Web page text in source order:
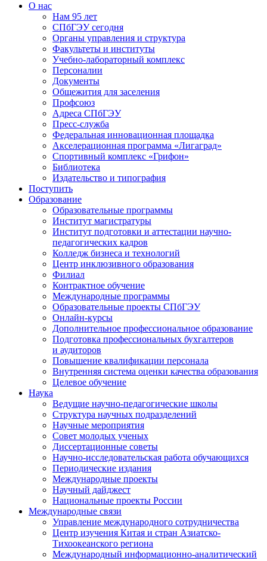
О нас
Нам 95 лет
СПбГЭУ сегодня
Органы управления и структура
Факультеты и институты
Учебно-лабораторный комплекс
Персоналии
Документы
Общежития для заселения
Профсоюз
Адреса СПбГЭУ
Пресс-служба
Федеральная инновационная площадка
Акселерационная программа «Лигаград»­­
Спортивный комплекс «Грифон»
Библиотека
Издательство и типография
Поступить
Образование
Образовательные программы
Институт магистратуры
Институт подготовки и аттестации научно-
педагогических кадров
Колледж бизнеса и технологий
Центр инклюзивного образования
Филиал
Контрактное обучение
Международные программы
Образовательные проекты СПбГЭУ
Онлайн-курсы
Дополнительное профессиональное образование
Подготовка профессиональных бухгалтеров
и аудиторов
Повышение квалификации персонала
Внутренняя система оценки качества образования
Целевое обучение
Наука
Ведущие научно-педагогические школы
Структура научных подразделений
Научные мероприятия
Совет молодых ученых
Диссертационные советы
Научно-исследовательская работа обучающихся
Периодические издания
Международные проекты
Научный дайджест
Национальные проекты России
Международные связи
Управление международного сотрудничества
Центр изучения Китая и стран Азиатско-
Тихоокеанского региона
Международный информационно-аналитический